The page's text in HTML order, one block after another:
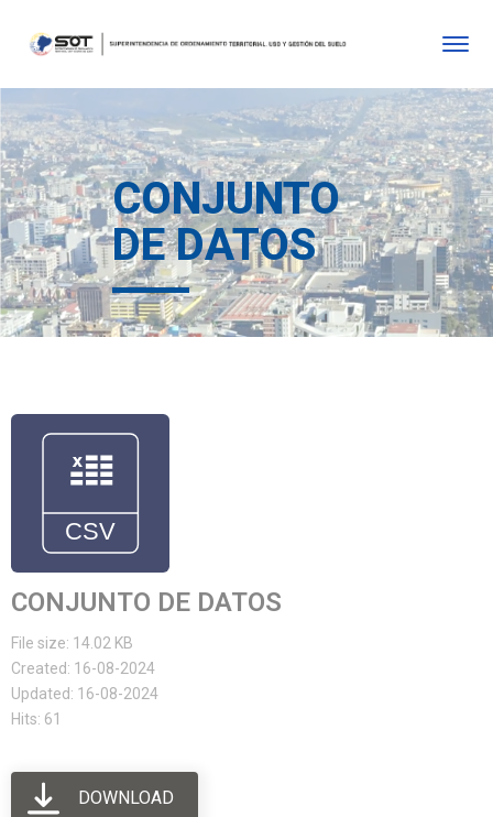
CONJUNTO
DE DATOS
CONJUNTO DE DATOS
File size: 14.02 KB
Created: 16-08-2024
Updated: 16-08-2024
Hits: 61
DOWNLOAD